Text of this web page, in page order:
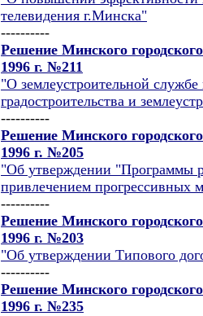
телевидения г.Минска"
----------
Решение Минского
1996 г. №211
"О землеустроительной
градостроительства и
----------
Решение Минского
1996 г. №205
"Об утверждении "Программы
привлечением прогрессивных
----------
Решение Минского
1996 г. №203
"Об утверждении Типового
----------
Решение Минского
1996 г. №235